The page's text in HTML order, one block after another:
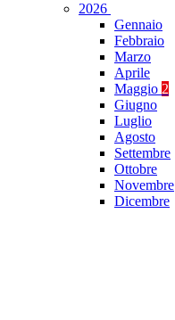
2026
Gennaio
Febbraio
Marzo
Aprile
Maggio 2
Giugno
Luglio
Agosto
Settembre
Ottobre
Novembre
Dicembre